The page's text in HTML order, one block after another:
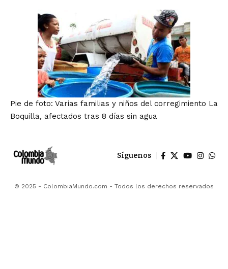
Pie de foto: Varias familias y niños del corregimiento La
Boquilla, afectados tras 8 días sin agua
Síguenos
© 2025 - ColombiaMundo.com - Todos los derechos reservados